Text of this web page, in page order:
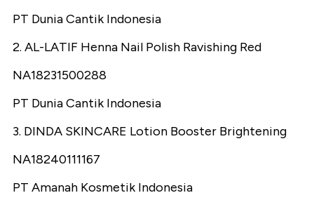
PT Dunia Cantik Indonesia
2. AL-LATIF Henna Nail Polish Ravishing Red
NA18231500288
PT Dunia Cantik Indonesia
3. DINDA SKINCARE Lotion Booster Brightening
NA18240111167
PT Amanah Kosmetik Indonesia